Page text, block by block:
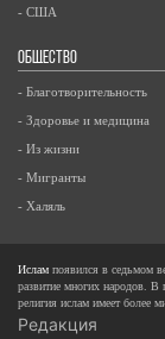
- США
ОБЩЕСТВО
- Благотворительность
- Здоровье и медицина
- Из жизни
- Мигранты
- Халяль
Ислам появился в седьмом
развитие многих народов. В
религия ислам имеет более
Редакция